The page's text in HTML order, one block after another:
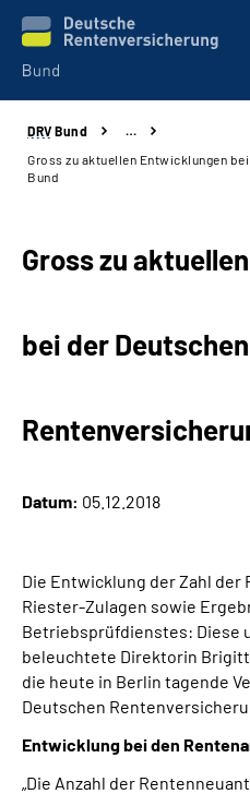
Beratung & Kontakt
Presse
Online-Services
Inhalte in Gebärdensprache
Suche
Mein
DRV Bund
…
Gross zu aktuellen Entwicklungen
Bund
Gross zu
bei der Deutschen
Datum: 05.12.2018
Die Entwicklung der Zahl der
Riester-Zulagen sowie
Betriebsprüfdienstes: Diese
beleuchtete Direktorin
die heute in Berlin tagende
Deutschen
Entwicklung bei den
„Die Anzahl der